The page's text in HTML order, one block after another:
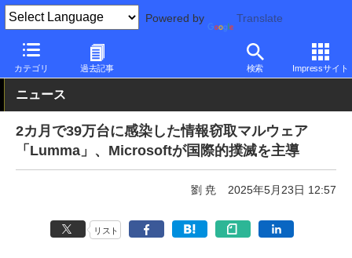
Powered by Translate
カテゴリ 過去記事 検索 Impressサイト
PC Watch 市場 セキュリティ
ニュース
2カ月で39万台に感染した情報窃取マルウェア
「Lumma」、Microsoftが国際的撲滅を主導
劉 尭 2025年5月23日 12:57
リスト